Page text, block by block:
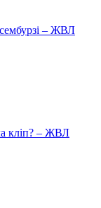
– ЖВЛ
кліп? – ЖВЛ